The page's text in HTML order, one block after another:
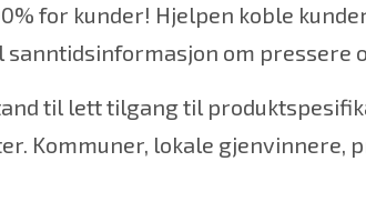
for kunder! Hjelpen koble
om pressere
til lett tilgang til
Kommuner, lokale